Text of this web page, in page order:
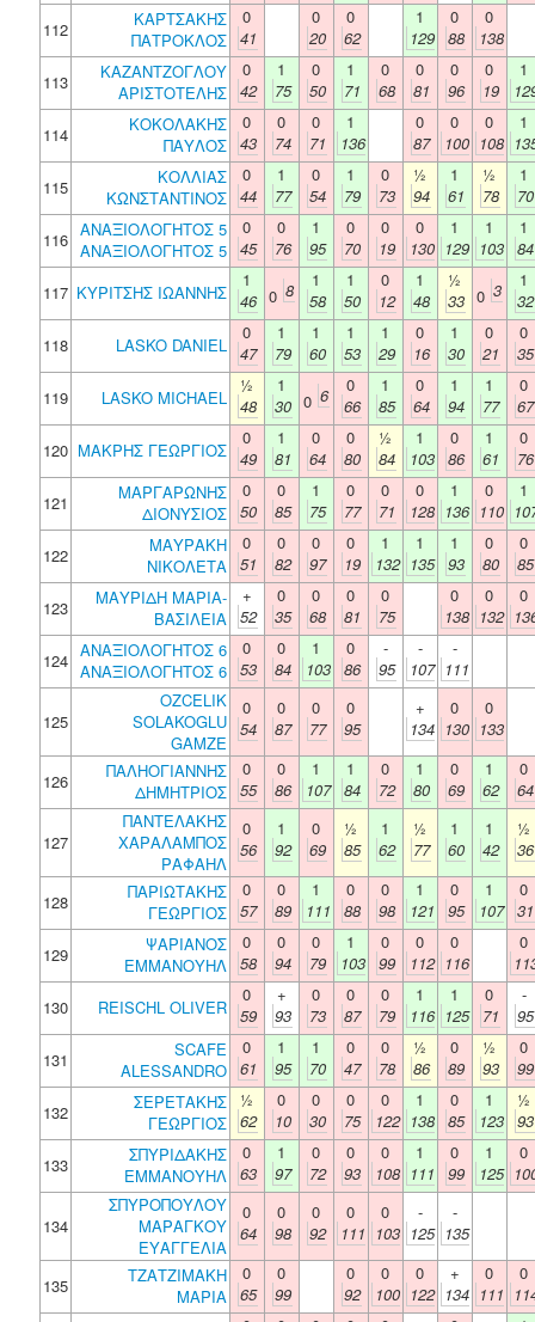
112
ΚΑΡΤΣΑΚΗΣ
ΠΑΤΡΟΚΛΟΣ
0
41
0
20
0
62
1
129
0
88
0
138
113
ΚΑΖΑΝΤΖΟΓΛΟΥ
ΑΡΙΣΤΟΤΕΛΗΣ
0
42
1
75
0
50
1
71
0
68
0
81
0
96
0
19
1
114
ΚΟΚΟΛΑΚΗΣ
ΠΑΥΛΟΣ
0
43
0
74
0
71
1
136
0
87
0
100
0
108
1
115
ΚΟΛΛΙΑΣ
ΚΩΝΣΤΑΝΤΙΝΟΣ
0
44
1
77
0
54
1
79
0
73
½
94
1
61
½
78
1
70
116 ΑΝΑΞΙΟΛΟΓΗΤΟΣ 5
ΑΝΑΞΙΟΛΟΓΗΤΟΣ 5
0
45
0
76
1
95
0
70
0
19
0
130
1
129
1
103
1
84
117 ΚΥΡΙΤΣΗΣ ΙΩΑΝΝΗΣ
1
46 0 8
1
58
1
50
0
12
1
48
½
33 0 3
1
32
118
LASKO DANIEL
0
47
1
79
1
60
1
53
1
29
0
16
1
30
0
21
0
35
119
LASKO MICHAEL
½
48
1
30 0 6
0
66
1
85
0
64
1
94
1
77
0
67
120 ΜΑΚΡΗΣ ΓΕΩΡΓΙΟΣ
0
49
1
81
0
64
0
80
½
84
1
103
0
86
1
61
0
76
121
ΜΑΡΓΑΡΩΝΗΣ
ΔΙΟΝΥΣΙΟΣ
0
50
0
85
1
75
0
77
0
71
0
128
1
136
0
110
1
122
ΜΑΥΡΑΚΗ
ΝΙΚΟΛΕΤΑ
0
51
0
82
0
97
0
19
1
132
1
135
1
93
0
80
0
85
123
ΜΑΥΡΙΔΗ ΜΑΡΙΑ-
ΒΑΣΙΛΕΙΑ
+
52
0
35
0
68
0
81
0
75
0
138
0
132
0
124 ΑΝΑΞΙΟΛΟΓΗΤΟΣ 6
ΑΝΑΞΙΟΛΟΓΗΤΟΣ 6
0
53
0
84
1
103
0
86
-
95
-
107
-
111
125
OZCELIK
SOLAKOGLU
GAMZE
0
54
0
87
0
77
0
95
+
134
0
130
0
133
126
ΠΑΛΗΟΓΙΑΝΝΗΣ
ΔΗΜΗΤΡΙΟΣ
0
55
0
86
1
107
1
84
0
72
1
80
0
69
1
62
0
64
127
ΠΑΝΤΕΛΑΚΗΣ
ΧΑΡΑΛΑΜΠΟΣ
ΡΑΦΑΗΛ
0
56
1
92
0
69
½
85
1
62
½
77
1
60
1
42
½
36
128
ΠΑΡΙΩΤΑΚΗΣ
ΓΕΩΡΓΙΟΣ
0
57
0
89
1
111
0
88
0
98
1
121
0
95
1
107
0
31
129
ΨΑΡΙΑΝΟΣ
ΕΜΜΑΝΟΥΗΛ
0
58
0
94
0
79
1
103
0
99
0
112
0
116
0
130
REISCHL OLIVER
0
59
+
93
0
73
0
87
0
79
1
116
1
125
0
71
-
95
131
SCAFE
ALESSANDRO
0
61
1
95
1
70
0
47
0
78
½
86
0
89
½
93
0
99
132
ΣΕΡΕΤΑΚΗΣ
ΓΕΩΡΓΙΟΣ
½
62
0
10
0
30
0
75
0
122
1
138
0
85
1
123
½
93
133
ΣΠΥΡΙΔΑΚΗΣ
ΕΜΜΑΝΟΥΗΛ
0
63
1
97
0
72
0
93
0
108
1
111
0
99
1
125
0
134
ΣΠΥΡΟΠΟΥΛΟΥ
ΜΑΡΑΓΚΟΥ
ΕΥΑΓΓΕΛΙΑ
0
64
0
98
0
92
0
111
0
103
-
125
-
135
135
ΤΖΑΤΖΙΜΑΚΗ
ΜΑΡΙΑ
0
65
0
99
0
92
0
100
0
122
+
134
0
111
0